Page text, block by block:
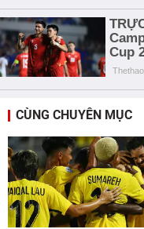
CÙNG CHUYÊN MỤC